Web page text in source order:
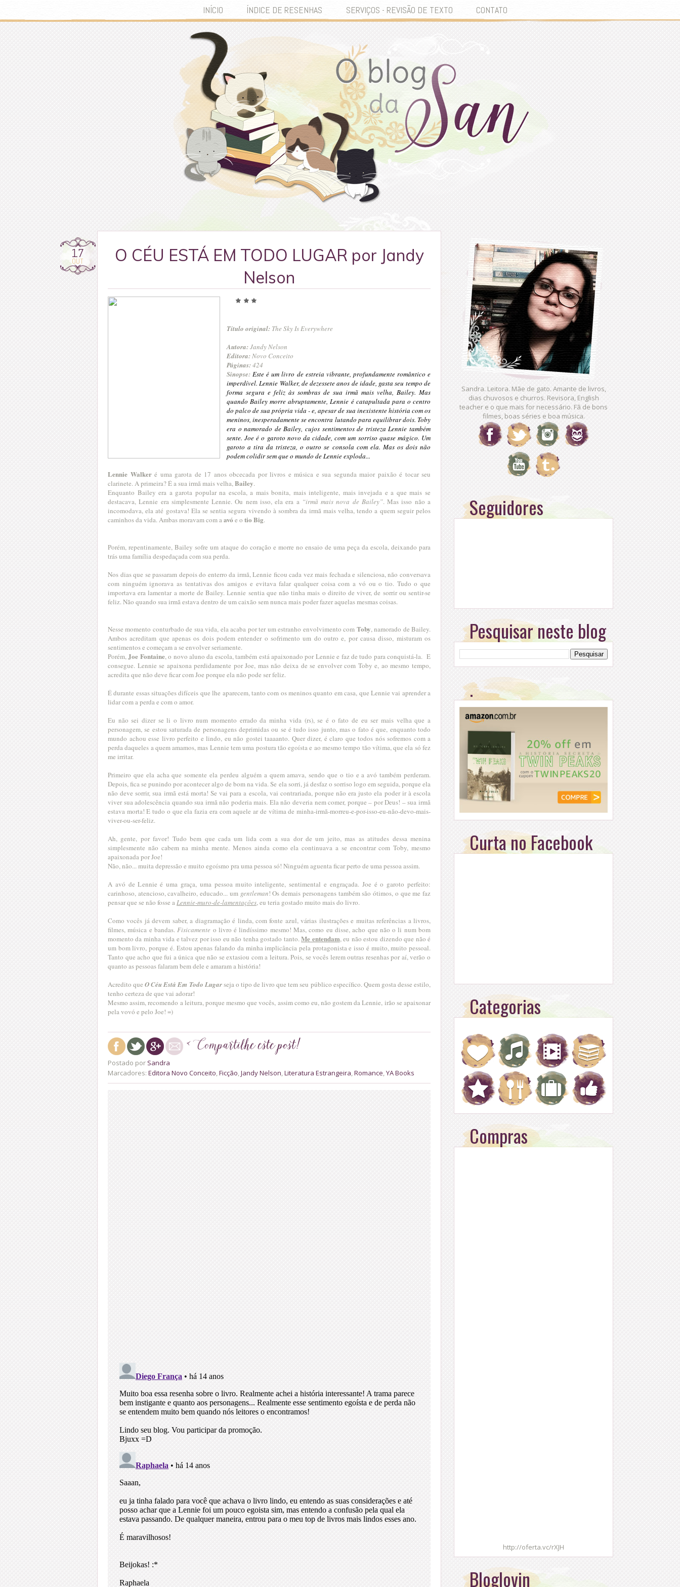
INÍCIO ÍNDICE DE RESENHAS SERVIÇOS - REVISÃO DE TEXTO CONTATO
17
OUT
O CÉU ESTÁ EM TODO LUGAR por Jandy
Nelson
Título original: The Sky Is Everywhere
Autora:Jandy Nelson
Editora: Novo Conceito
Páginas:424
Sinopse: Este é um livro de estreia vibrante, profundamente romântico e
imperdível. Lennie Walker, de dezessete anos de idade, gasta seu tempo de
forma segura e feliz às sombras de sua irmã mais velha, Bailey. Mas
quando Bailey morre abruptamente, Lennie é catapultada para o centro
do palco de sua própria vida - e, apesar de sua inexistente história com os
meninos, inesperadamente se encontra lutando para equilibrar dois. Toby
era o namorado de Bailey, cujos sentimentos de tristeza Lennie também
sente. Joe é o garoto novo da cidade, com um sorriso quase mágico. Um
garoto a tira da tristeza, o outro se consola com ela. Mas os dois não
podem colidir sem que o mundo de Lennie exploda...
Lennie Walkeré uma garota de 17 anos obcecada por livros e música e sua segunda maior paixão é tocar seu
clarinete. A primeira? É a sua irmã mais velha, Bailey.
Enquanto Bailey era a garota popular na escola, a mais bonita, mais inteligente, mais invejada e a que mais se
destacava, Lennie era simplesmente Lennie. Ou nem isso, ela era a “irmã mais nova de Bailey”. Mas isso não a
incomodava, ela até gostava! Ela se sentia segura vivendo à sombra da irmã mais velha, tendo a quem seguir pelos
caminhos da vida. Ambas moravam com a avó e o tio Big.
Porém, repentinamente, Bailey sofre um ataque do coração e morre no ensaio de uma peça da escola, deixando para
trás uma família despedaçada com sua perda.
Nos dias que se passaram depois do enterro da irmã, Lennie ficou cada vez mais fechada e silenciosa, não conversava
com ninguém ignorava as tentativas dos amigos e evitava falar qualquer coisa com a vó ou o tio. Tudo o que
importava era lamentar a morte de Bailey. Lennie sentia que não tinha mais o direito de viver, de sorrir ou sentir-se
feliz. Não quando sua irmã estava dentro de um caixão sem nunca mais poder fazer aquelas mesmas coisas.
Nesse momento conturbado de sua vida, ela acaba por ter um estranho envolvimento com Toby, namorado de Bailey.
Ambos acreditam que apenas os dois podem entender o sofrimento um do outro e, por causa disso, misturam os
sentimentos e começam a se envolver seriamente.
Porém, Joe Fontaine, o novo aluno da escola, também está apaixonado por Lennie e faz de tudo para conquistá-la. E
consegue. Lennie se apaixona perdidamente por Joe, mas não deixa de se envolver com Toby e, ao mesmo tempo,
acredita que não deve ficar com Joe porque ela não pode ser feliz.
É durante essas situações difíceis que lhe aparecem, tanto com os meninos quanto em casa, que Lennie vai aprender a
lidar com a perda e com o amor.
Eu não sei dizer se li o livro num momento errado da minha vida (rs), se é o fato de eu ser mais velha que a
personagem, se estou saturada de personagens deprimidas ou se é tudo isso junto, mas o fato é que, enquanto todo
mundo achou esse livro perfeito e lindo, eu não gostei taaaanto. Quer dizer, é claro que todos nós sofremos com a
perda daqueles a quem amamos, mas Lennie tem uma postura tão egoísta e ao mesmo tempo tão vítima, que ela só fez
me irritar.
Primeiro que ela acha que somente ela perdeu alguém a quem amava, sendo que o tio e a avó também perderam.
Depois, fica se punindo por acontecer algo de bom na vida. Se ela sorri, já desfaz o sorriso logo em seguida, porque ela
não deve sorrir, sua irmã está morta! Se vai para a escola, vai contrariada, porque não era justo ela poder ir à escola
viver sua adolescência quando sua irmã não poderia mais. Ela não deveria nem comer, porque – por Deus! – sua irmã
estava morta! E tudo o que ela fazia era com aquele ar de vítima de minha-irmã-morreu-e-por-isso-eu-não-devo-mais-
viver-ou-ser-feliz.
Ah, gente, por favor! Tudo bem que cada um lida com a sua dor de um jeito, mas as atitudes dessa menina
simplesmente não cabem na minha mente. Menos ainda como ela continuava a se encontrar com Toby, mesmo
apaixonada por Joe!
Não, não... muita depressão e muito egoísmo pra uma pessoa só! Ninguém aguenta ficar perto de uma pessoa assim.
A avó de Lennie é uma graça, uma pessoa muito inteligente, sentimental e engraçada. Joe é o garoto perfeito:
carinhoso, atencioso, cavalheiro, educado... um gentleman! Os demais personagens também são ótimos, o que me faz
pensar que se não fosse a Lennie-muro-de-lamentações, eu teria gostado muito mais do livro.
Como vocês já devem saber, a diagramação é linda, com fonte azul, várias ilustrações e muitas referências a livros,
filmes, música e bandas. Fisicamente o livro é lindíssimo mesmo! Mas, como eu disse, acho que não o li num bom
momento da minha vida e talvez por isso eu não tenha gostado tanto.Me entendam, eu não estou dizendo que não é
um bom livro, porque é. Estou apenas falando da minha implicância pela protagonista e isso é muito, muito pessoal.
Tanto que acho que fui a única que não se extasiou com a leitura. Pois, se vocês lerem outras resenhas por aí, verão o
quanto as pessoas falaram bem dele e amaram a história!
Acredito queO Céu Está Em Todo Lugarseja o tipo de livro que tem seu público específico. Quem gosta desse estilo,
tenho certeza de que vai adorar!
Mesmo assim, recomendo a leitura, porque mesmo que vocês, assim como eu, não gostem da Lennie, irão se apaixonar
pela vovó e pelo Joe! =)
Postado por Sandra
Marcadores: Editora Novo Conceito Ficção Jandy Nelson Literatura Estrangeira Romance YA Books
Sandra. Leitora. Mãe de gato. Amante de livros,
dias chuvosos e churros. Revisora, English
teacher e o que mais for necessário. Fã de bons
filmes, boas séries e boa música.
Seguidores
Pesquisar neste blog
.
Curta no Facebook
Categorias
Compras
http://oferta.vc/rXJH
Bloglovin